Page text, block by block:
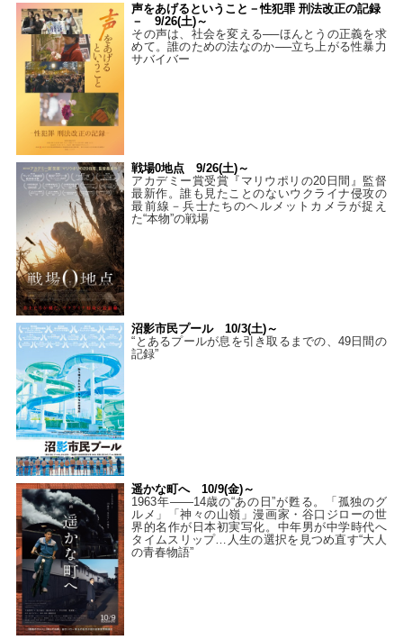
声をあげるということ－性犯罪 刑法改正の記録
－ 9/26(土)～
その声は、社会を変える──ほんとうの正義を求
めて。誰のための法なのか──立ち上がる性暴力
サバイバー
戦場0地点 9/26(土)～
アカデミー賞受賞『マリウポリの20日間』監督
最新作。誰も見たことのないウクライナ侵攻の
最前線－兵士たちのヘルメットカメラが捉え
た“本物”の戦場
沼影市民プール 10/3(土)～
“とあるプールが息を引き取るまでの、49日間の
記録”
遥かな町へ 10/9(金)～
1963年――14歳の“あの日”が甦る。「孤独のグ
ルメ」「神々の山嶺」漫画家・谷口ジローの世
界的名作が日本初実写化。中年男が中学時代へ
タイムスリップ…人生の選択を見つめ直す“大人
の青春物語”